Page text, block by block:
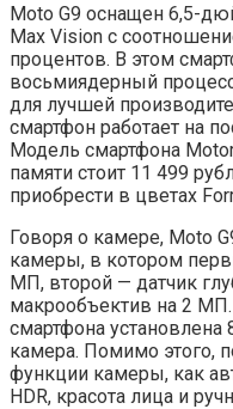
Moto G9 оснащен 6,5-
Max Vision с
процентов. В этом
восьмиядерный
для лучшей
смартфон работает на
Модель смартфона
памяти стоит 11 499
приобрести в цветах
Говоря о камере, Moto
камеры, в котором
МП, второй — датчик
макрообъектив на 2
смартфона
камера. Помимо этого,
функции камеры, как
HDR, красота лица и